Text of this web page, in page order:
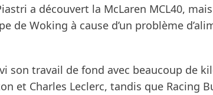
a découvert la McLaren MCL40,
de Woking à cause d’un problème
son travail de fond avec beaucoup de
et Charles Leclerc, tandis que Racing